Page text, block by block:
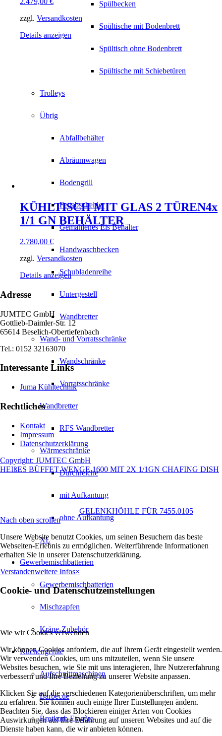
Spülbecken
Spültische mit Bodenbrett
Spültisch ohne Bodenbrett
Spültische mit Schiebetüren
Trolleys
Übrig
Abfallbehälter
Abräumwagen
Bodengrill
Fettabscheider
Gemahlenes Eis Behälter
Handwaschbecken
Schubladenreihe
Untergestell
Wandbretter
Wand- und Vorratsschränke
Wandschränke
Vorratsschränke
Wandbretter
RFS Wandbretter
Wärmeschränke
Durchreiche
mit Aufkantung
ohne Aufkantung
XL
Gewerbemischbatterien
Gewerbemischbatterien
Mischzapfen
Kräne-Zubehör
Küchengeräte
Aufschnittmaschinen
Barbecue
Brotkorb Etagère
zzgl. Versandkosten
Details anzeigen
KÜHLTISCH MIT GLAS 2 TÜREN4x
1/1 GN BEHÄLTER
2.780,00 €
zzgl. Versandkosten
Details anzeigen
Adresse
JUMTEC GmbH
Gottlieb-Daimler-Str. 12
65614 Beselich-Obertiefenbach
Tel.: 0152 32163070
Interessante Links
Juma Kühltechnik
Rechtliches
Kontakt
Impressum
Datenschutzerklärung
Copyright: JUMTEC GmbH
HEIßES BÜFFET WENGE 1600 MIT 2X 1/1GN CHAFING DISH
GELENKHÖHLE FÜR 7455.0105
Nach oben scrollen
Unsere Website benutzt Cookies, um seinen Besuchern das beste
Webseiten-Erlebnis zu ermöglichen. Weiterführende Informationen
erhalten Sie in unserer Datenschutzerklärung.
Verstandenweitere Infos×
Cookie- und Datenschutzeinstellungen
Wie wir Cookies verwenden
Wir können Cookies anfordern, die auf Ihrem Gerät eingestellt werden.
Wir verwenden Cookies, um uns mitzuteilen, wenn Sie unsere
Websites besuchen, wie Sie mit uns interagieren, Ihre Nutzererfahrung
verbessern und Ihre Beziehung zu unserer Website anpassen.
Klicken Sie auf die verschiedenen Kategorienüberschriften, um mehr
zu erfahren. Sie können auch einige Ihrer Einstellungen ändern.
Beachten Sie, dass das Blockieren einiger Arten von Cookies
Auswirkungen auf Ihre Erfahrung auf unseren Websites und auf die
Dienste haben kann, die wir anbieten können.